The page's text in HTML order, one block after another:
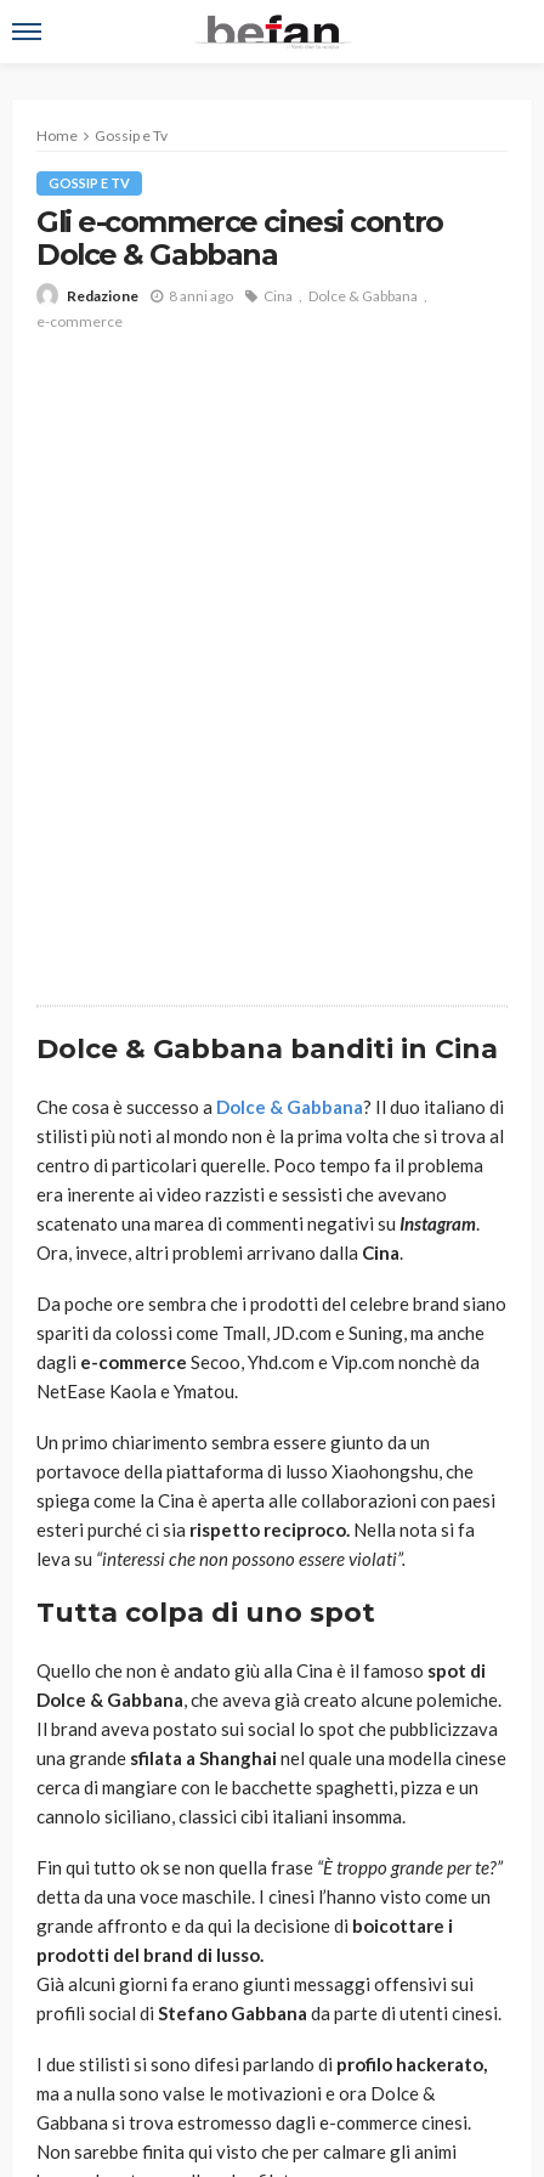
Home Gossip e Tv
GOSSIP E TV
Gli e-commerce cinesi contro
Dolce & Gabbana
Redazione 8 anni ago Cina
Dolce & Gabbana
e-commerce
Dolce & Gabbana banditi in Cina
Che cosa è successo a Dolce & Gabbana? Il duo italiano di
stilisti più noti al mondo non è la prima volta che si trova al
centro di particolari querelle. Poco tempo fa il problema
era inerente ai video razzisti e sessisti che avevano
scatenato una marea di commenti negativi su Instagram.
Ora, invece, altri problemi arrivano dalla Cina.
Da poche ore sembra che i prodotti del celebre brand siano
spariti da colossi come Tmall, JD.com e Suning, ma anche
dagli e-commerce Secoo, Yhd.com e Vip.com nonchè da
NetEase Kaola e Ymatou.
Un primo chiarimento sembra essere giunto da un
portavoce della piattaforma di lusso Xiaohongshu, che
spiega come la Cina è aperta alle collaborazioni con paesi
esteri purché ci sia rispetto reciproco. Nella nota si fa
leva su “interessi che non possono essere violati”.
Tutta colpa di uno spot
Quello che non è andato giù alla Cina è il famoso spot di
Dolce & Gabbana, che aveva già creato alcune polemiche.
Il brand aveva postato sui social lo spot che pubblicizzava
una grande sfilata a Shanghainel quale una modella cinese
cerca di mangiare con le bacchette spaghetti, pizza e un
cannolo siciliano, classici cibi italiani insomma.
Fin qui tutto ok se non quella frase “È troppo grande per te?”
detta da una voce maschile. I cinesi l’hanno visto come un
grande affronto e da qui la decisione di boicottare i
prodotti del brand di lusso.
Già alcuni giorni fa erano giunti messaggi offensivi sui
profili social di Stefano Gabbana da parte di utenti cinesi.
I due stilisti si sono difesi parlando di profilo hackerato,
ma a nulla sono valse le motivazioni e ora Dolce &
Gabbana si trova estromesso dagli e-commerce cinesi.
Non sarebbe finita qui visto che per calmare gli animi